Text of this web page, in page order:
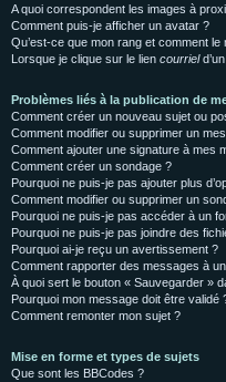
A quoi correspondent les images à
Comment puis-je afficher un avatar ?
Qu’est-ce que mon rang et comment le
Lorsque je clique sur le lien courriel
Problèmes liés à la publication de
Comment créer un nouveau sujet ou
Comment modifier ou supprimer un
Comment ajouter une signature à mes
Comment créer un sondage ?
Pourquoi ne puis-je pas ajouter plus
Comment modifier ou supprimer un
Pourquoi ne puis-je pas accéder à un
Pourquoi ne puis-je pas joindre des
Pourquoi ai-je reçu un avertissement ?
Comment rapporter des messages à
À quoi sert le bouton « Sauvegarder »
Pourquoi mon message doit être validé
Comment remonter mon sujet ?
Mise en forme et types de sujets
Que sont les BBCodes ?